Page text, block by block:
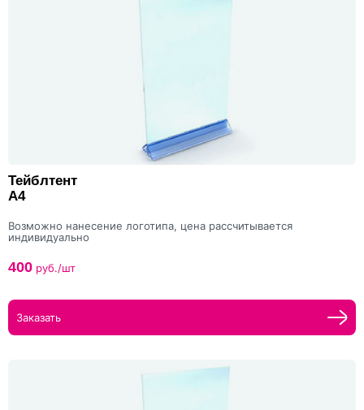
Тейблтент
А4
Возможно нанесение логотипа, цена рассчитывается
индивидуально
400 руб./шт
Заказать